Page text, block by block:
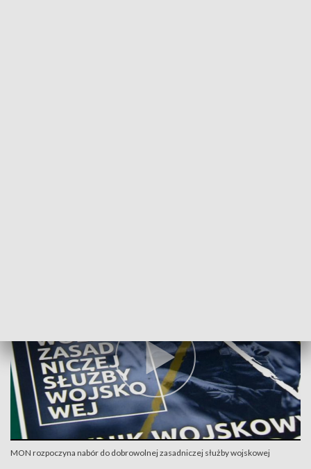
MON rozpoczyna nabór do dobrowolnej zasadniczej służby wojskowej